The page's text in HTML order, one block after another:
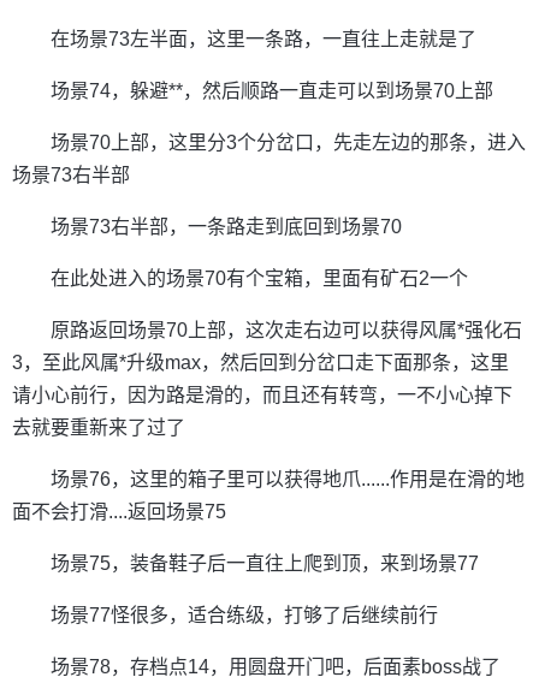
在场景73左半面，这里一条路，一直往上走就是了
场景74，躲避**，然后顺路一直走可以到场景70上部
场景70上部，这里分3个分岔口，先走左边的那条，进入
场景73右半部
场景73右半部，一条路走到底回到场景70
在此处进入的场景70有个宝箱，里面有矿石2一个
原路返回场景70上部，这次走右边可以获得风属*强化石
3，至此风属*升级max，然后回到分岔口走下面那条，这里
请小心前行，因为路是滑的，而且还有转弯，一不小心掉下
去就要重新来了过了
场景76，这里的箱子里可以获得地爪......作用是在滑的地
面不会打滑....返回场景75
场景75，装备鞋子后一直往上爬到顶，来到场景77
场景77怪很多，适合练级，打够了后继续前行
场景78，存档点14，用圆盘开门吧，后面素boss战了